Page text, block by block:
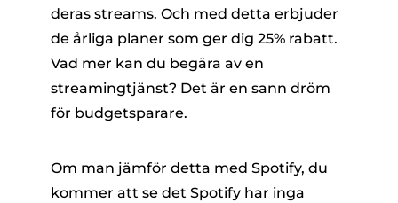
deras streams. Och med detta erbjuder
de årliga planer som ger dig 25% rabatt.
Vad mer kan du begära av en
streamingtjänst? Det är en sann dröm
för budgetsparare.
Om man jämför detta med Spotify, du
kommer att se det Spotify har inga